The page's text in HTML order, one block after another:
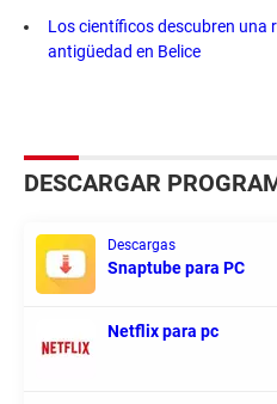
Los científicos descubren una
antigüedad en Belice
DESCARGAR
Descargas
Snaptube para PC
Netflix para pc